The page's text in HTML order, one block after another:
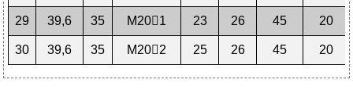
29 39,6 35 М201 23 26 45 20
30 39,6 35 М202 25 26 45 20